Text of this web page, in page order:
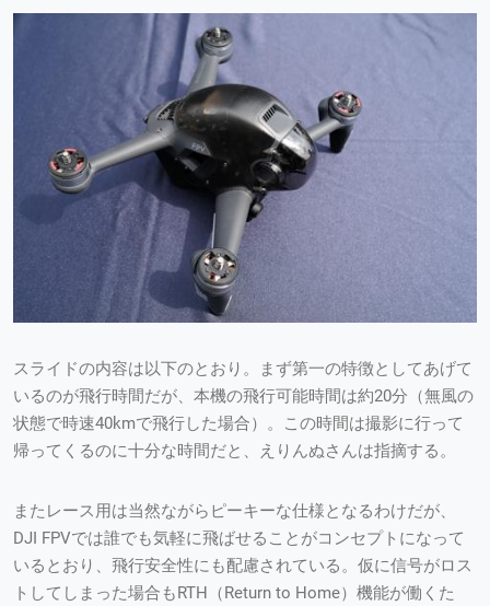
スライドの内容は以下のとおり。まず第一の特徴としてあげて
いるのが飛行時間だが、本機の飛行可能時間は約20分（無風の
状態で時速40kmで飛行した場合）。この時間は撮影に行って
帰ってくるのに十分な時間だと、えりんぬさんは指摘する。
またレース用は当然ながらピーキーな仕様となるわけだが、
DJI FPVでは誰でも気軽に飛ばせることがコンセプトになって
いるとおり、飛行安全性にも配慮されている。仮に信号がロス
トしてしまった場合もRTH（Return to Home）機能が働くた